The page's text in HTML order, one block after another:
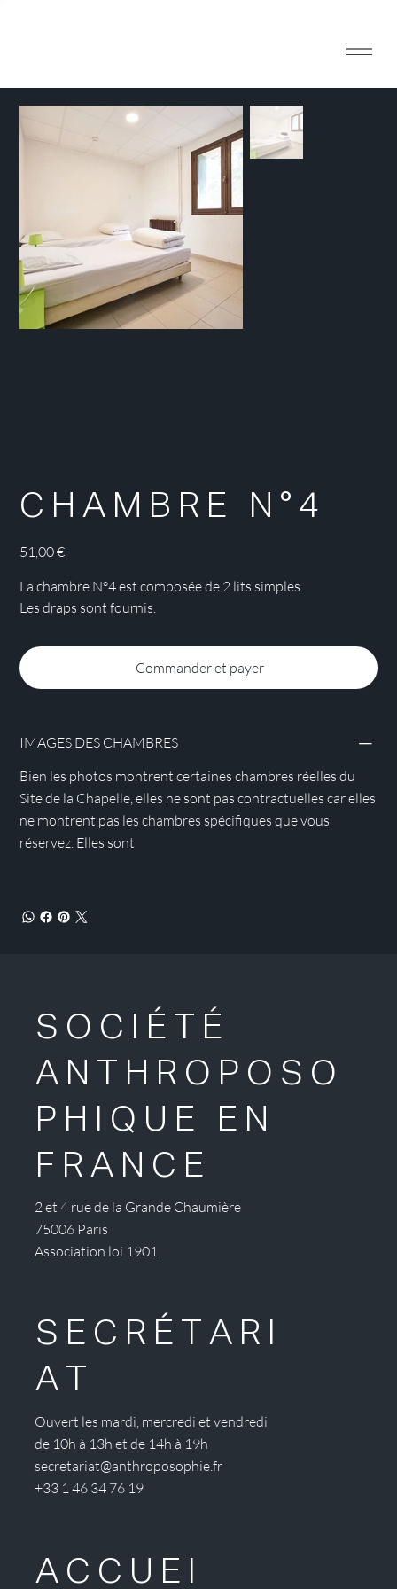
CHAMBRE N°4
51,00 €
La chambre N°4 est composée de 2 lits simples.
Les draps sont fournis.
Commander et payer
IMAGES DES CHAMBRES
Bien les photos montrent certaines chambres réelles du
Site de la Chapelle, elles ne sont pas contractuelles car elles
ne montrent pas les chambres spécifiques que vous
réservez. Elles sont
SOCIÉTÉ
ANTHROPOSO
PHIQUE EN
FRANCE
2 et 4 rue de la Grande Chaumière
75006 Paris
Association loi 1901
SECRÉTARI
AT
Ouvert les mardi, mercredi et vendredi
de 10h à 13h et de 14h à 19h
secretariat@anthroposophie.fr
+33 1 46 34 76 19
ACCUEI